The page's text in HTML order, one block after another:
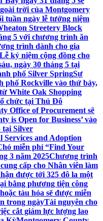
trời của Montgomery
tuần ngày lễ tưởng niệm
Streetery Block
5 với chương trình ăn
trình dành cho gia
kỷ niệm cộng đồng cho
ngày 30 tháng 5 tại
phố Silver SpringSự
phố Rockville vào thứ bảy,
White Oak Shopping
chức tại Thủ Đô
Office of Procurement sẽ
is Open for Business’ vào
tại Silver
and Adoption
miễn phí “Find Your
3 năm 2025Chương trình
cấp cho Nhân viên làm
được tới 325 đô la một
bằng phương tiện công
tàu hỏa sẽ được miễn
trong ngàyTài nguyên cho
cắt giảm lực lượng lao